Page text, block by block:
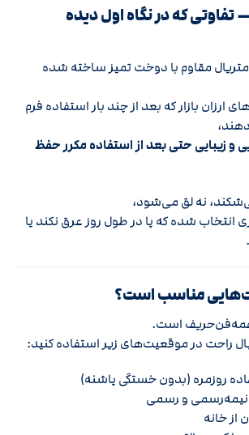
که در نگاه اول دیده
مقاوم با دوخت تمیز ساخته شده
ارزان بازار که بعد از چند بار استفاده فرم
و زیبایی حتی بعد از استفاده مکرر حفظ
نه لق می‌شود،
انتخاب شده که پا در طول روز عرق نکند یا
مناسب است؟
همه‌فن‌حریف است.
راحت در موقعیت‌های زیر استفاده کنید:
روزمره (بدون خستگی پاشنه)
و رسمی
از خانه